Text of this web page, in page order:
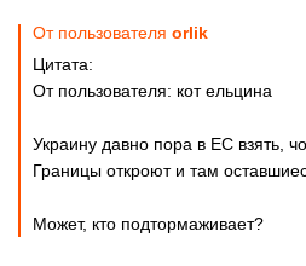
От пользователя orlik
Цитата:
От пользователя: кот ельцина
Украину давно пора в ЕС взять,
Границы откроют и там
Может, кто подтормаживает?